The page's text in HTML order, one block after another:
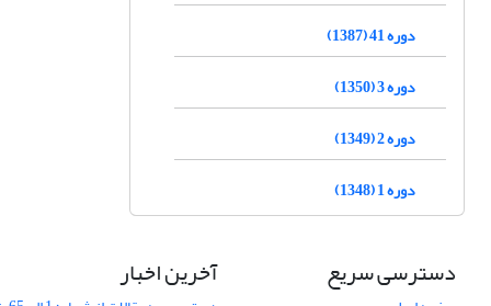
دوره 41 (1387)
دوره 3 (1350)
دوره 2 (1349)
دوره 1 (1348)
دسترسی سریع آخرین اخبار